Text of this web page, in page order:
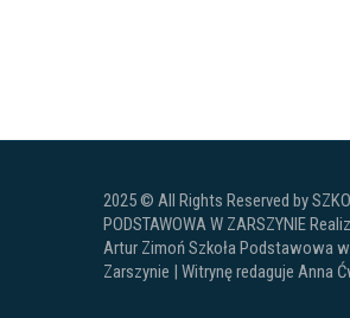
2025 © All Rights Reserved by
PODSTAWOWA W ZARSZYNIE
Artur Zimoń Szkoła Podstawowa w
Zarszynie | Witrynę redaguje Anna